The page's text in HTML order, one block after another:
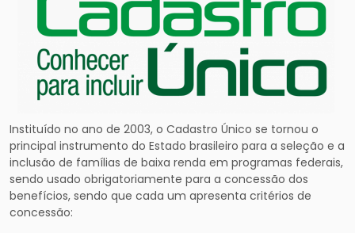
Instituído no ano de 2003, o Cadastro Único se tornou o
principal instrumento do Estado brasileiro para a seleção e a
inclusão de famílias de baixa renda em programas federais,
sendo usado obrigatoriamente para a concessão dos
benefícios, sendo que cada um apresenta critérios de
concessão: